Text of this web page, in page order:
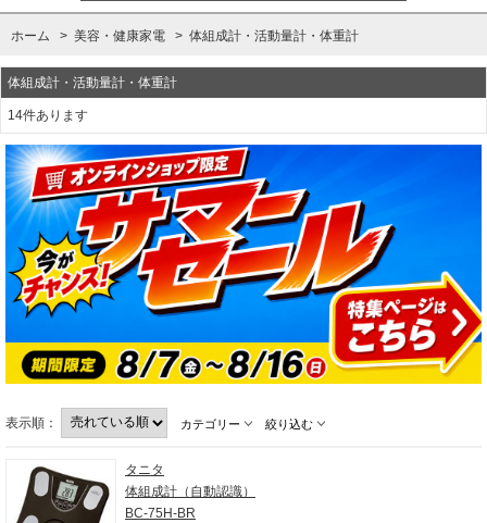
ホーム > 美容・健康家電 > 体組成計・活動量計・体重計
体組成計・活動量計・体重計
14件あります
表示順： カテゴリー 絞り込む
タニタ
体組成計（自動認識）
BC-75H-BR